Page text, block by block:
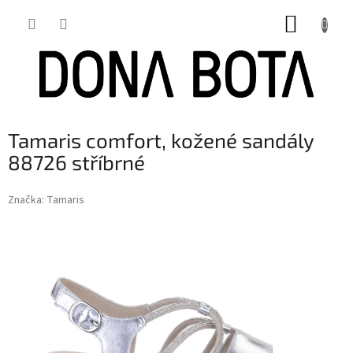
Tamaris comfort, kožené sandály
88726 stříbrné
Značka: Tamaris